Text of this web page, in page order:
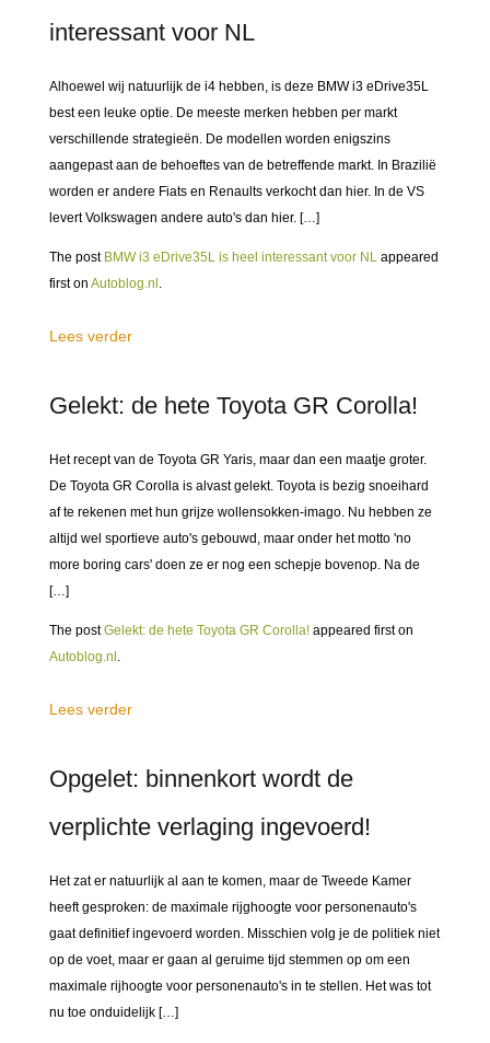
interessant voor NL
Alhoewel wij natuurlijk de i4 hebben, is deze BMW i3 eDrive35L
best een leuke optie. De meeste merken hebben per markt
verschillende strategieën. De modellen worden enigszins
aangepast aan de behoeftes van de betreffende markt. In Brazilië
worden er andere Fiats en Renaults verkocht dan hier. In de VS
levert Volkswagen andere auto's dan hier. […]
The post BMW i3 eDrive35L is heel interessant voor NL appeared
first on Autoblog.nl .
Lees verder
Gelekt: de hete Toyota GR Corolla!
Het recept van de Toyota GR Yaris, maar dan een maatje groter.
De Toyota GR Corolla is alvast gelekt. Toyota is bezig snoeihard
af te rekenen met hun grijze wollensokken-imago. Nu hebben ze
altijd wel sportieve auto's gebouwd, maar onder het motto 'no
more boring cars' doen ze er nog een schepje bovenop. Na de
[…]
The postGelekt: de hete Toyota GR Corolla! appeared first on
Autoblog.nl .
Lees verder
Opgelet: binnenkort wordt de
verplichte verlaging ingevoerd!
Het zat er natuurlijk al aan te komen, maar de Tweede Kamer
heeft gesproken: de maximale rijghoogte voor personenauto's
gaat definitief ingevoerd worden. Misschien volg je de politiek niet
op de voet, maar er gaan al geruime tijd stemmen op om een
maximale rijhoogte voor personenauto's in te stellen. Het was tot
nu toe onduidelijk […]